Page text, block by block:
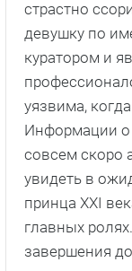
страстно
девушку по
куратором и
уязвима,
Информации о
совсем скоро
увидеть в
принца XXI
главных
завершения